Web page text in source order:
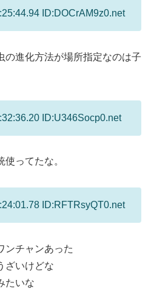
ID:DOCrAM9z0.net
の進化方法が場所指定なのは子
ID:U346Socp0.net
ってたな。
ID:RFTRsyQT0.net
ンチャンあった
ざいけどな
たいな